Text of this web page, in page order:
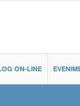
ON-LINE